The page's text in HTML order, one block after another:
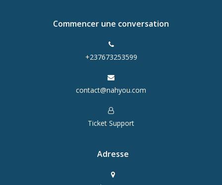
Commencer une conversation
+237673253599
contact@nahyou.com
Ticket Support
Adresse